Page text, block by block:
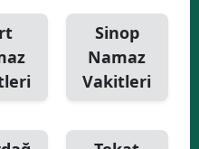
Sinop
Namaz
Vakitleri